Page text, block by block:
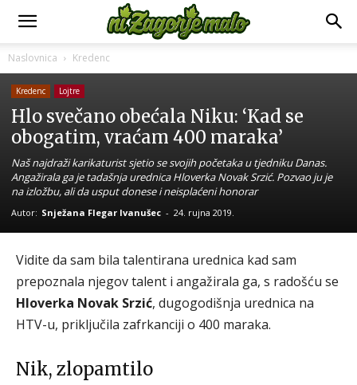
Naslovnica Kredenc
Kredenc Lojtre
Hlo svečano obećala Niku: ‘Kad se
obogatim, vraćam 400 maraka’
Naš najdraži karikaturist sjetio se svojih početaka u tjedniku Danas.
Angažirala ga je tadašnja urednica Hloverka Novak Srzić. Pozvao ju je
na izložbu, ali da usput donese i neisplaćeni honorar
Autor: Snježana Flegar Ivanušec - 24. rujna 2019.
Vidite da sam bila talentirana urednica kad sam
prepoznala njegov talent i angažirala ga, s radošću se
Hloverka Novak Srzić, dugogodišnja urednica na
HTV-u, priključila zafrkanciji o 400 maraka.
Nik, zlopamtilo